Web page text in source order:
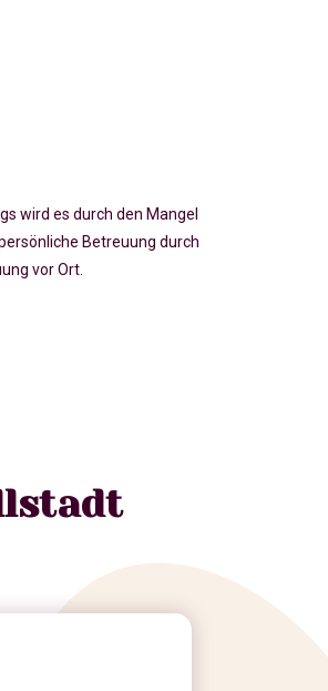
wird es durch den Mangel
Betreuung durch
vor Ort.